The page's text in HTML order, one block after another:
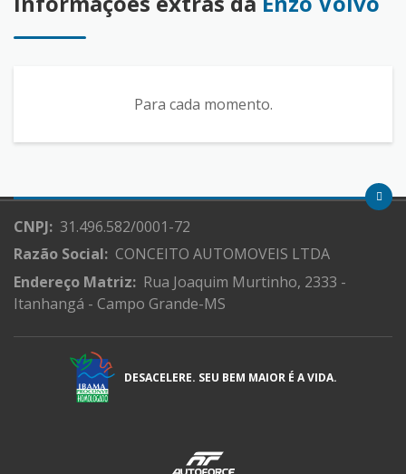
Para cada momento.
CNPJ: 31.496.582/0001-72
Razão Social: CONCEITO AUTOMOVEIS LTDA
Endereço Matriz: Rua Joaquim Murtinho, 2333 -
Itanhangá - Campo Grande-MS
DESACELERE. SEU BEM MAIOR É A VIDA.